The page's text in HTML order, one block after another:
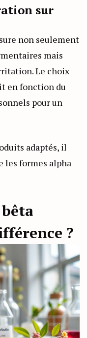
sur
non seulement
mais
Le choix
en fonction du
pour un
adaptés, il
les formes alpha
?